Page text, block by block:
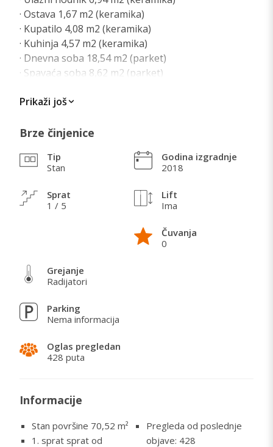
· Ostava 1,67 m2 (keramika)
· Kupatilo 4,08 m2 (keramika)
· Kuhinja 4,57 m2 (keramika)
· Dnevna soba 18,54 m2 (parket)
· Spavaća soba 8,62 m2 (parket)
· Spavaća soba 11,39 m2 (parket)
Prikaži još
Brze činjenice
Tip
Stan
Sprat
1 / 5
Godina izgradnje
2018
Lift
Ima
Čuvanja
0
Grejanje
Radijatori
Parking
Nema informacija
Oglas pregledan
428 puta
Informacije
Stan površine 70,52 m²
1. sprat sprat od
Pregleda od poslednje
objave: 428